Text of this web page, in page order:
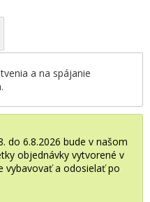
do 6.8.2026 bude v našom
objednávky vytvorené v
a odosielať po
a na spájanie